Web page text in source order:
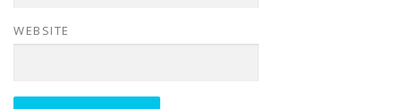
WEBSITE